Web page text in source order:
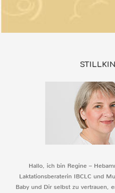
Hallo, ich bin Regine –
Laktationsberaterin IBCLC und
Baby und Dir selbst zu vertrauen,